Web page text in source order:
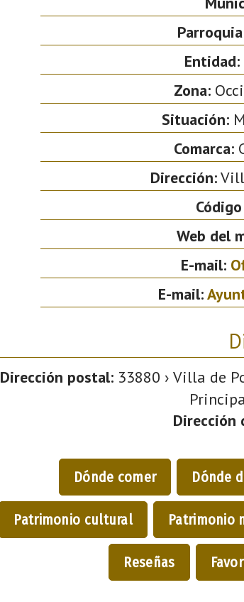
Entidad:
Zona:
Situación:
Comarca:
Dirección:
Web del
E-mail:
E-mail:
Dirección postal: 33880 › Villa de
Dirección
Dónde comer Dónde
Patrimonio cultural Patrimonio
Reseñas